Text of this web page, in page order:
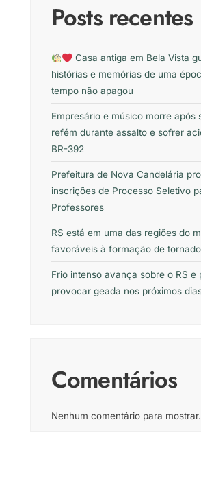
Posts recentes
Casa antiga em Bela Vista
histórias e memórias de uma
tempo não apagou
Empresário e músico morre após
refém durante assalto e sofrer
BR-392
Prefeitura de Nova Candelária
inscrições de Processo Seletivo
Professores
RS está em uma das regiões do
favoráveis à formação de
Frio intenso avança sobre o RS e
provocar geada nos próximos
Comentários
Nenhum comentário para mostrar.